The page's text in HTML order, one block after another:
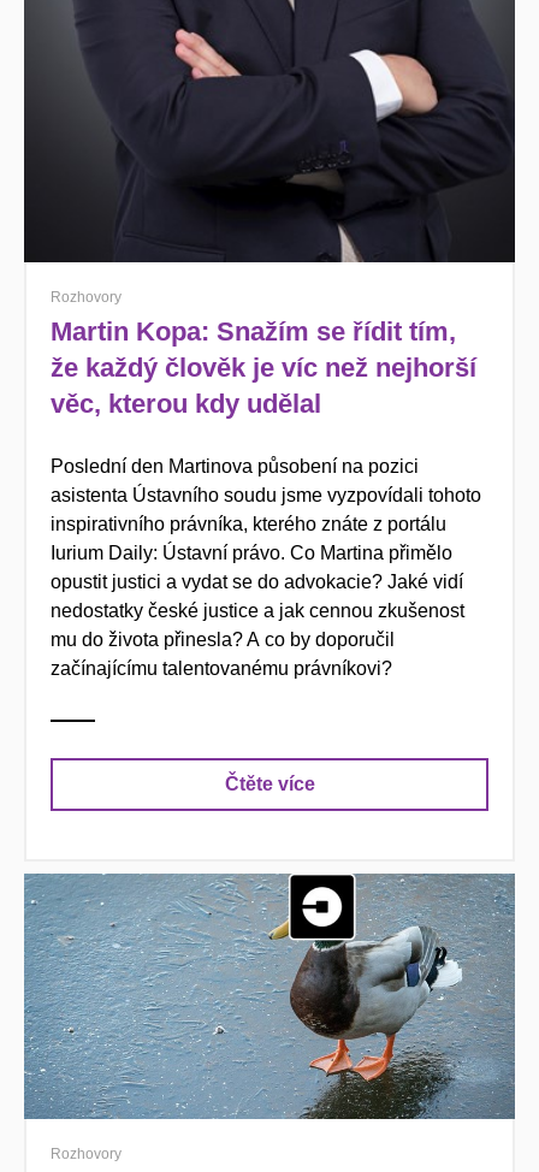
Rozhovory
Martin Kopa: Snažím se řídit tím,
že každý člověk je víc než nejhorší
věc, kterou kdy udělal
Poslední den Martinova působení na pozici
asistenta Ústavního soudu jsme vyzpovídali tohoto
inspirativního právníka, kterého znáte z portálu
Iurium Daily: Ústavní právo. Co Martina přimělo
opustit justici a vydat se do advokacie? Jaké vidí
nedostatky české justice a jak cennou zkušenost
mu do života přinesla? A co by doporučil
začínajícímu talentovanému právníkovi?
Čtěte více
Rozhovory